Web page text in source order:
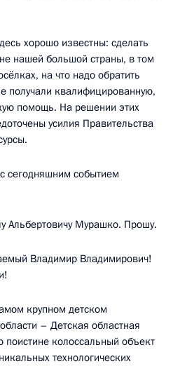
хорошо известны: сделать
нашей большой страны, в том
на что надо обратить
получали квалифицированную,
помощь. На решении этих
усилия Правительства
сегодняшним событием
Альбертовичу Мурашко. Прошу.
Владимир Владимирович!
крупном детском
– Детская областная
поистине колоссальный объект
технологических